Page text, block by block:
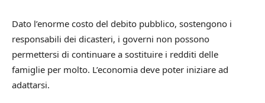
Dato l’enorme costo del debito pubblico, sostengono i
responsabili dei dicasteri, i governi non possono
permettersi di continuare a sostituire i redditi delle
famiglie per molto. L’economia deve poter iniziare ad
adattarsi.